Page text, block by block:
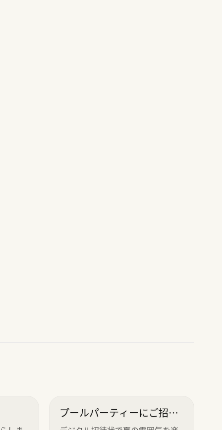
プールパーティーにご招
待！